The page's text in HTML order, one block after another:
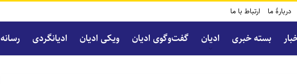
دربارۀ ما ارتباط با ما
بسته خبری ادیان گفت‌و‌گوی ادیان ویکی ادیان ادیانگردی رسانه